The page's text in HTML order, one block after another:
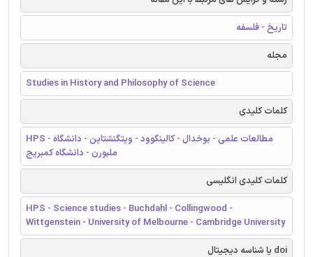
تاریخ - فلسفه
مجله
Studies in History and Philosophy of Science
کلمات کلیدی
HPS - مطالعات علمی - بوخدال - کالینگوود - ویتگنشتاین - دانشگاه
ملبورن - دانشگاه کمبریج
کلمات کلیدی انگلیسی
HPS - Science studies - Buchdahl - Collingwood -
Wittgenstein - University of Melbourne - Cambridge University
doi یا شناسه دیجیتال